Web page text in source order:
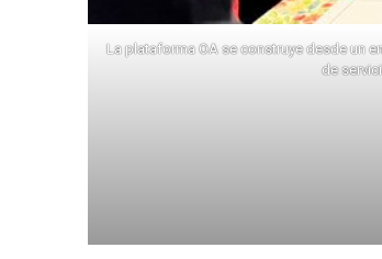
La plataforma OA se construye desde un
de